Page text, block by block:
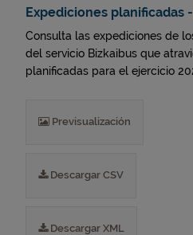
Expediciones planificadas
Consulta las expediciones de
del servicio Bizkaibus que
planificadas para el ejercicio
Previsualización
Descargar CSV
Descargar XML